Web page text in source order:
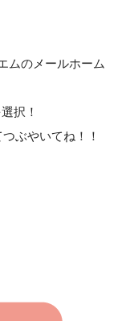
ムのメールホーム
択！
ぶやいてね！！